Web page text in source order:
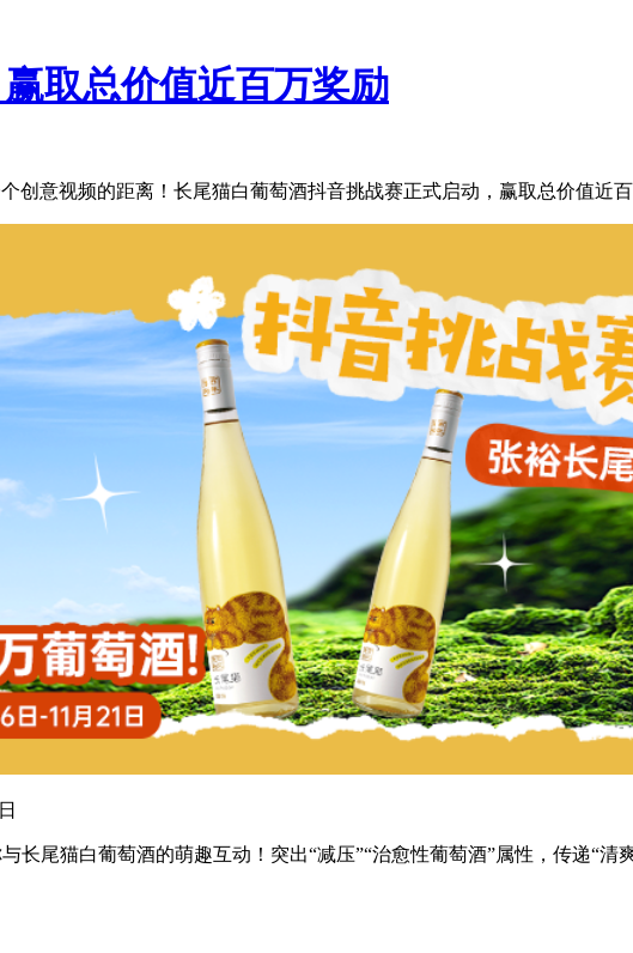
取总价值近百万奖励
创意视频的距离！ 长尾猫白葡萄酒抖音挑战赛正式启动，赢取总价值近百
长尾猫白葡萄酒的萌趣互动！突出“减压”“治愈性葡萄酒”属性，传递“清